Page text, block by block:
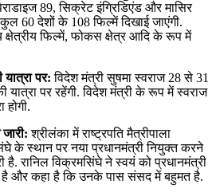
89, सिक्रेट इंग्रिडिएंड और मासिर
60 देशों के 108 फिल्‍में दिखाई जाएंगी.
क्षेत्रीय फिल्‍में, फोकस क्षेत्र आदि के रूप में
पर: विदेश मंत्री सुषमा स्वराज 28 से 31
पर रहेंगी. विदेश मंत्री के रूप में स्वराज
होगी.
श्रीलंका में राष्‍ट्रपति मैत्रीपाला
के स्‍थान पर नया प्रधानमंत्री नियुक्‍त करने
है. रानिल विक्रमसिंघे ने स्वयं को प्रधानमंत्री
है और कहा है कि उनके पास संसद में बहुमत है.